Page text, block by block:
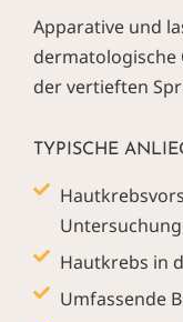
Apparative und
dermatologische
der vertieften
TYPISCHE
Hautkrebs in
Umfassende